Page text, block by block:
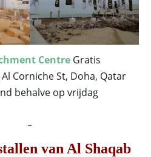
Centre Gratis
Corniche St, Doha, Qatar
behalve op vrijdag
van Al Shaqab